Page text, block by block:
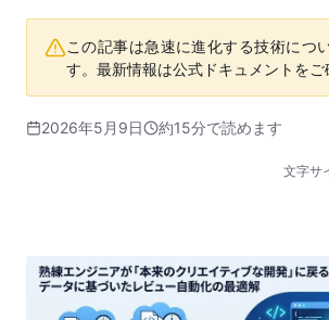
この記事は急速に進化する技術につ
す。最新情報は公式ドキュメントをご
2026年5月9日 約15分で読めます
文字サ